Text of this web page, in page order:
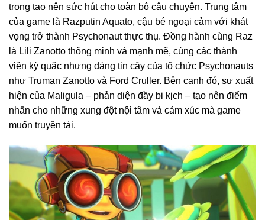
trọng tạo nên sức hút cho toàn bộ câu chuyện. Trung tâm
của game là Razputin Aquato, cậu bé ngoại cảm với khát
vọng trở thành Psychonaut thực thụ. Đồng hành cùng Raz
là Lili Zanotto thông minh và mạnh mẽ, cùng các thành
viên kỳ quặc nhưng đáng tin cậy của tổ chức Psychonauts
như Truman Zanotto và Ford Cruller. Bên cạnh đó, sự xuất
hiện của Maligula – phản diện đầy bi kịch – tạo nên điểm
nhấn cho những xung đột nội tâm và cảm xúc mà game
muốn truyền tải.